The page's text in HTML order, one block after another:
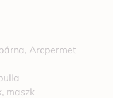
Arcpermet
maszk